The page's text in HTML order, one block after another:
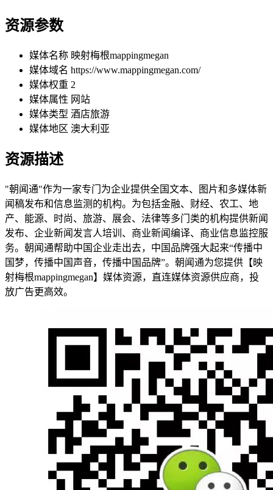
资源参数
媒体名称 映射梅根mappingmegan
媒体域名 https://www.mappingmegan.com/
媒体权重 2
媒体属性 网站
媒体类型 酒店旅游
媒体地区 澳大利亚
资源描述
"朝闻通"作为一家专门为企业提供全国文本、图片和多媒体新
闻稿发布和信息监测的机构。为包括金融、财经、农工、地
产、能源、时尚、旅游、展会、法律等多门类的机构提供新闻
发布、企业新闻发言人培训、商业新闻编译、商业信息监控服
务。朝闻通帮助中国企业走出去，中国品牌强大起来“传播中
国梦，传播中国声音，传播中国品牌”。朝闻通为您提供【映
射梅根mappingmegan】媒体资源，直连媒体资源供应商，投
放广告更高效。